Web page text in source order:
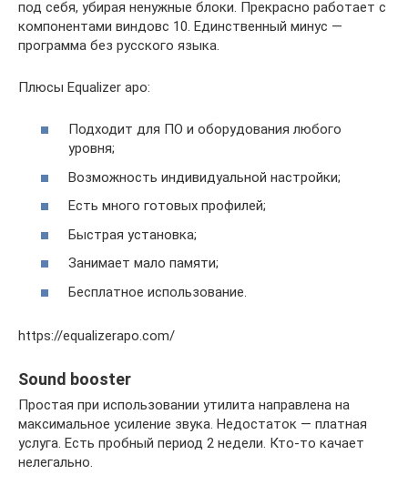
под себя, убирая ненужные блоки. Прекрасно работает с
компонентами виндовс 10. Единственный минус —
программа без русского языка.
Плюсы Equalizer apo:
Подходит для ПО и оборудования любого
уровня;
Возможность индивидуальной настройки;
Есть много готовых профилей;
Быстрая установка;
Занимает мало памяти;
Бесплатное использование.
https://equalizerapo.com/
Sound booster
Простая при использовании утилита направлена на
максимальное усиление звука. Недостаток — платная
услуга. Есть пробный период 2 недели. Кто-то качает
нелегально.